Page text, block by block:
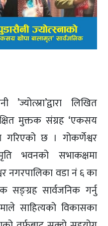
लिखित
मुक्तक संग्रह ‘एकसय
गरिएको छ । गोकर्णेश्वर
भवनको सभाकक्षमा
नगरपालिका वडा नं ६ का
सङ्ग्रह सार्वजनिक गर्नु
साहित्यको विकासका